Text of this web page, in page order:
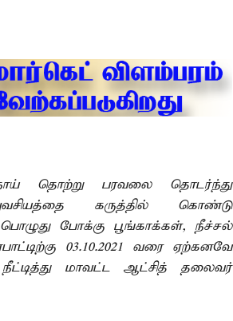
தொற்று பரவலை தொடர்ந்து
கருத்தில் கொண்டு
போக்கு பூங்காக்கள், நீச்சல்
03.10.2021 வரை ஏற்கனவே
மாவட்ட ஆட்சித் தலைவர்